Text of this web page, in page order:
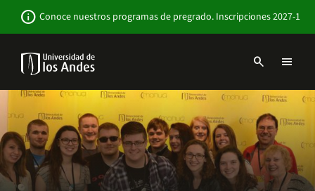
contenido
info Conoce nuestros programas de pregrado. Inscripciones 2027-1
Navbar
Sitio
Institucional
search menu